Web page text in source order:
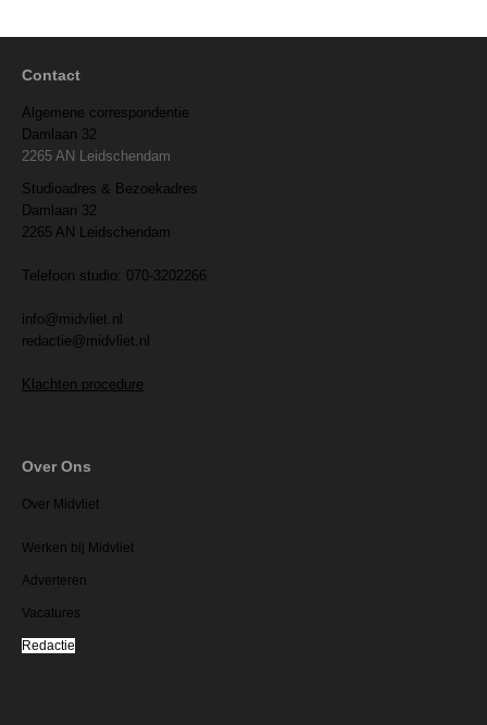
Contact
Algemene correspondentie
Damlaan 32
2265 AN Leidschendam
Studioadres & Bezoekadres
Damlaan 32
2265 AN Leidschendam
Telefoon studio: 070-3202266
info@midvliet.nl
redactie@midvliet.nl
Klachten procedure
Over Ons
Over Midvliet
Werken bij Midvliet
Adverteren
Vacatures
Redactie